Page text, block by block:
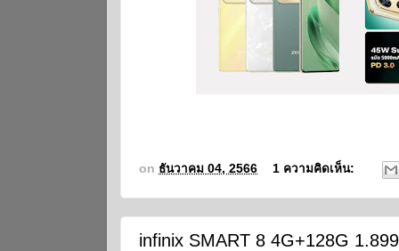
on ธันวาคม 04, 2566 1 ความคิดเห็น:
infinix SMART 8 4G+128G